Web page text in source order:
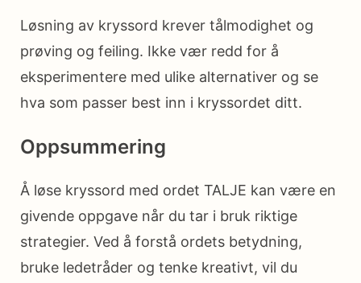
Løsning av kryssord krever tålmodighet og
prøving og feiling. Ikke vær redd for å
eksperimentere med ulike alternativer og se
hva som passer best inn i kryssordet ditt.
Oppsummering
Å løse kryssord med ordet TALJE kan være en
givende oppgave når du tar i bruk riktige
strategier. Ved å forstå ordets betydning,
bruke ledetråder og tenke kreativt, vil du